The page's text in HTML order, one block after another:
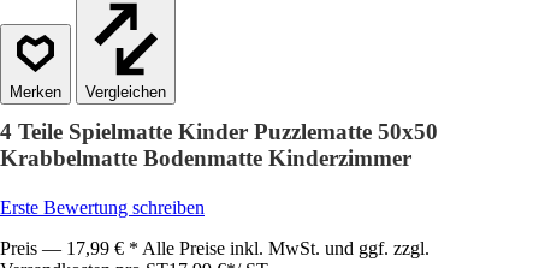
Vergleichen
4 Teile Spielmatte Kinder Puzzlematte 50x50
Krabbelmatte Bodenmatte Kinderzimmer
Erste Bewertung schreiben
Preis — 17,99 € * Alle Preise inkl. MwSt. und ggf. zzgl.